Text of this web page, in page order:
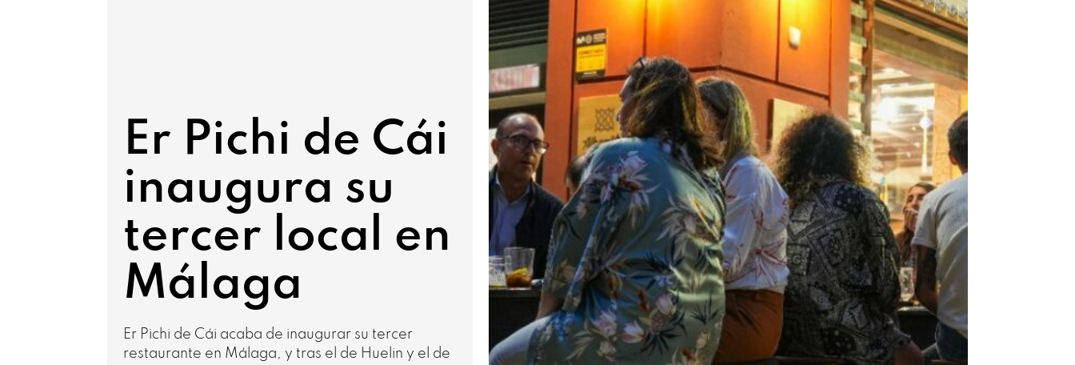
Er Pichi de Cái
inaugura su
tercer local en
Málaga
Er Pichi de Cái acaba de inaugurar su tercer
restaurante en Málaga, y tras el de Huelin y el de